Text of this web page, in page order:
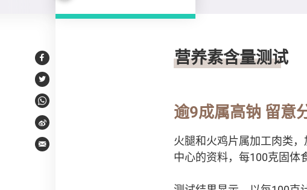
Facebook
Twitter
WhatsApp
Weibo
Email
营养测试结果
营养素含量测试
逾9成属高钠 留意
火腿和火鸡片属加工肉类
中心的资料，每100克固体